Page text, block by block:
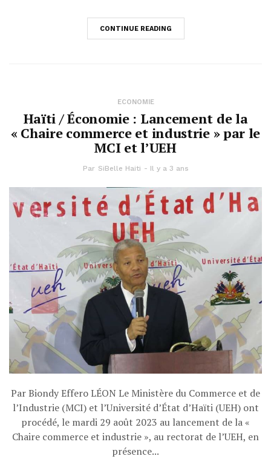
CONTINUE READING
ECONOMIE
Haïti / Économie : Lancement de la
« Chaire commerce et industrie » par le
MCI et l’UEH
Par SiBelle Haiti Il y a 3 ans
Par Biondy Effero LÉON Le Ministère du Commerce et de
l’Industrie (MCI) et l’Université d’État d’Haïti (UEH) ont
procédé, le mardi 29 août 2023 au lancement de la «
Chaire commerce et industrie », au rectorat de l’UEH, en
présence...